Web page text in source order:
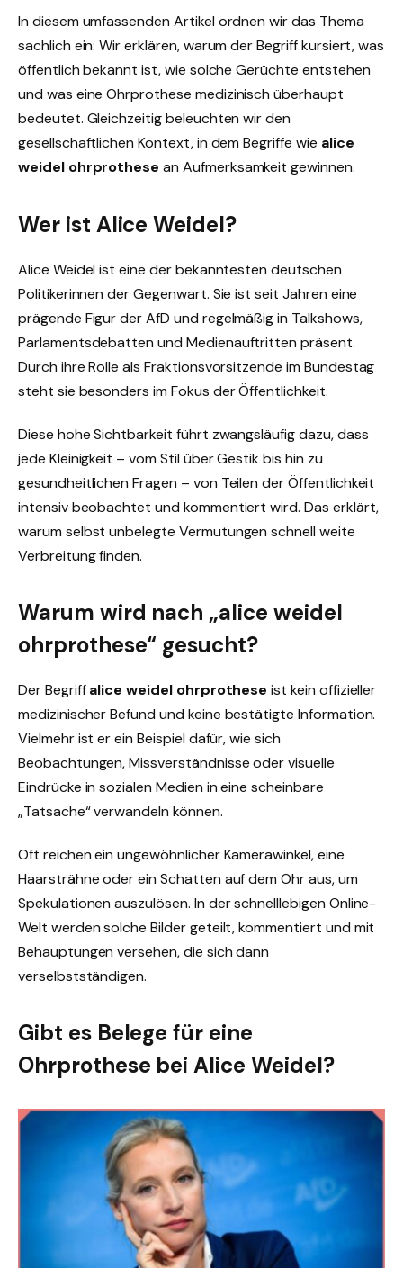
In diesem umfassenden Artikel ordnen wir das Thema
sachlich ein: Wir erklären, warum der Begriff kursiert, was
öffentlich bekannt ist, wie solche Gerüchte entstehen
und was eine Ohrprothese medizinisch überhaupt
bedeutet. Gleichzeitig beleuchten wir den
gesellschaftlichen Kontext, in dem Begriffe wie alice
weidel ohrprothese an Aufmerksamkeit gewinnen.
Wer ist Alice Weidel?
Alice Weidel ist eine der bekanntesten deutschen
Politikerinnen der Gegenwart. Sie ist seit Jahren eine
prägende Figur der AfD und regelmäßig in Talkshows,
Parlamentsdebatten und Medienauftritten präsent.
Durch ihre Rolle als Fraktionsvorsitzende im Bundestag
steht sie besonders im Fokus der Öffentlichkeit.
Diese hohe Sichtbarkeit führt zwangsläufig dazu, dass
jede Kleinigkeit – vom Stil über Gestik bis hin zu
gesundheitlichen Fragen – von Teilen der Öffentlichkeit
intensiv beobachtet und kommentiert wird. Das erklärt,
warum selbst unbelegte Vermutungen schnell weite
Verbreitung finden.
Warum wird nach „alice weidel
ohrprothese“ gesucht?
Der Begriffalice weidel ohrprothese ist kein offizieller
medizinischer Befund und keine bestätigte Information.
Vielmehr ist er ein Beispiel dafür, wie sich
Beobachtungen, Missverständnisse oder visuelle
Eindrücke in sozialen Medien in eine scheinbare
„Tatsache“ verwandeln können.
Oft reichen ein ungewöhnlicher Kamera­winkel, eine
Haarsträhne oder ein Schatten auf dem Ohr aus, um
Spekulationen auszulösen. In der schnelllebigen Online-
Welt werden solche Bilder geteilt, kommentiert und mit
Behauptungen versehen, die sich dann
verselbstständigen.
Gibt es Belege für eine
Ohrprothese bei Alice Weidel?